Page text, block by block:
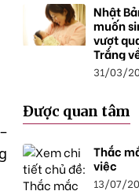
Nhật
muốn
vượt
Trắng
31/03/
Được quan tâm
Thắc
việc
13/07/